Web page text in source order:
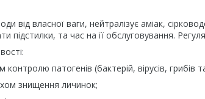
від власної ваги, нейтралізує аміак,
підстилки, та час на її обслуговування.
патогенів (бактерій, вірусів, грибів
знищення личинок;